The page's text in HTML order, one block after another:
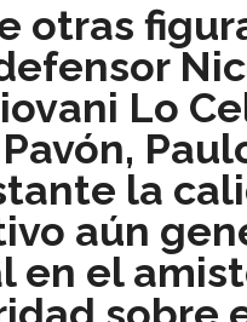
otras
Lo
la
aún
en el